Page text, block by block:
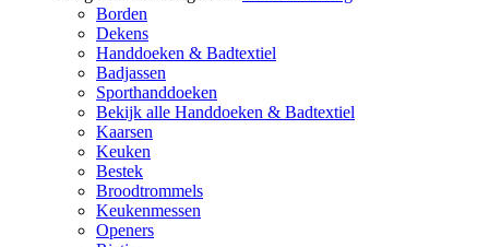
Borden
Dekens
Handdoeken & Badtextiel
Badjassen
Sporthanddoeken
Bekijk alle Handdoeken & Badtextiel
Kaarsen
Keuken
Bestek
Broodtrommels
Keukenmessen
Openers